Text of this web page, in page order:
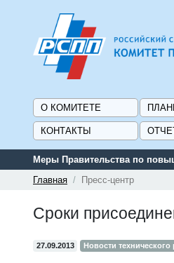
О КОМИТЕТЕ
КОНТАКТЫ
Меры Правительства по
Главная
Пресс-центр
Сроки
27.09.2013 Новости технического